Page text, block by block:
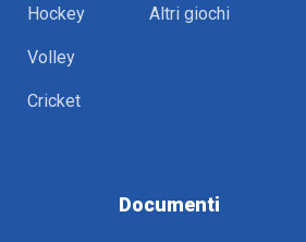
Hockey
Volley
Сricket
Altri giochi
Documenti